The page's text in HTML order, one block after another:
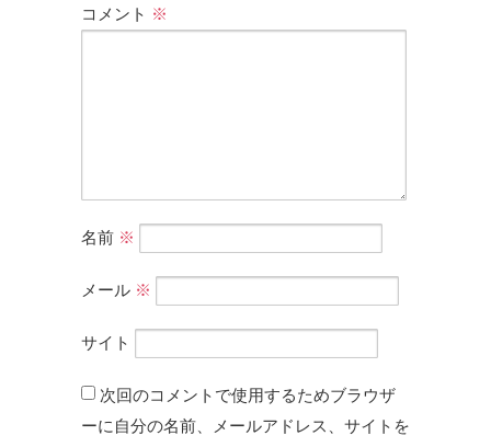
コメント ※
名前 ※
メール ※
サイト
次回のコメントで使用するためブラウザ
ーに自分の名前、メールアドレス、サイトを